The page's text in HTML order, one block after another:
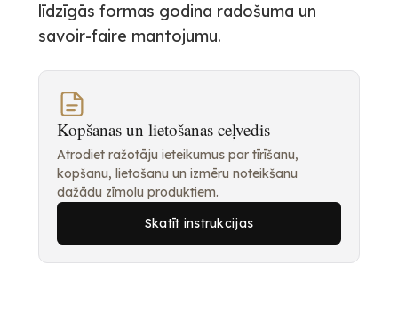
līdzīgās formas godina radošuma un
savoir-faire mantojumu.
Kopšanas un lietošanas ceļvedis
Atrodiet ražotāju ieteikumus par tīrīšanu,
kopšanu, lietošanu un izmēru noteikšanu
dažādu zīmolu produktiem.
Skatīt instrukcijas